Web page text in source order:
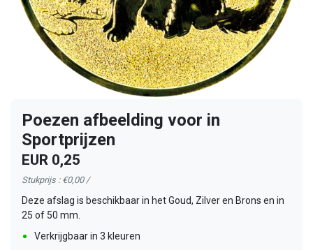
Poezen afbeelding voor in
Sportprijzen
EUR 0,25
Stukprijs : €0,00 /
Deze afslag is beschikbaar in het Goud, Zilver en Brons en in
25 of 50 mm.
Verkrijgbaar in 3 kleuren